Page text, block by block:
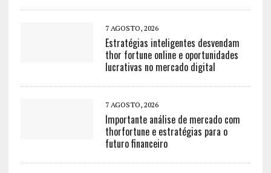
7 AGOSTO, 2026
Estratégias inteligentes desvendam
thor fortune online e oportunidades
lucrativas no mercado digital
7 AGOSTO, 2026
Importante análise de mercado com
thorfortune e estratégias para o
futuro financeiro